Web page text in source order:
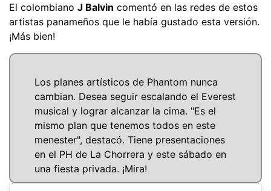
El colombiano J Balvin comentó en las redes de estos
artistas panameños que le había gustado esta versión.
¡Más bien!
Los planes artísticos de Phantom nunca
cambian. Desea seguir escalando el Everest
musical y lograr alcanzar la cima. "Es el
mismo plan que tenemos todos en este
menester", destacó. Tiene presentaciones
en el PH de La Chorrera y este sábado en
una fiesta privada. ¡Mira!